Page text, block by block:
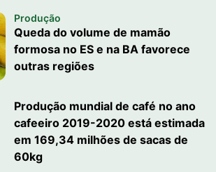
Produção
Queda do volume de mamão
formosa no ES e na BA favorece
outras regiões
Produção mundial de café no ano
cafeeiro 2019-2020 está estimada
em 169,34 milhões de sacas de
60kg